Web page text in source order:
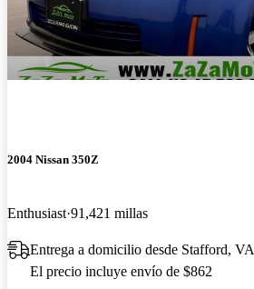
2004 Nissan 350Z
Enthusiast 91,421 millas
Entrega a domicilio desde Stafford, VA
El precio incluye envío de $862